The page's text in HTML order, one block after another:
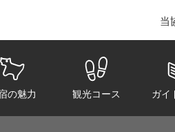
当
& Visitors Bureau
の魅力 観光コース ガイ